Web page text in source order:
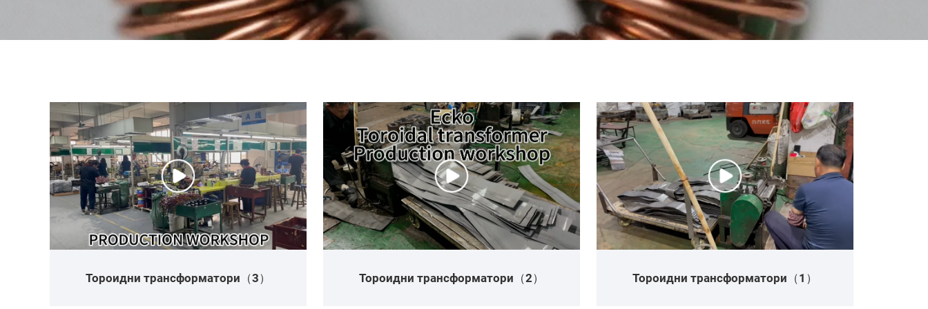
Тороидни трансформатори（3） Тороидни трансформатори（2） Тороидни трансформатори（1）